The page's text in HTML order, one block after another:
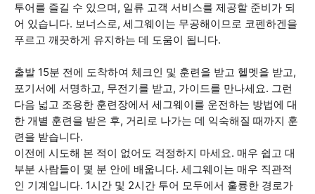
투어를 즐길 수 있으며, 일류 고객 서비스를 제공할 준비가 되
어 있습니다. 보너스로, 세그웨이는 무공해이므로 코펜하겐을
푸르고 깨끗하게 유지하는 데 도움이 됩니다.
출발 15분 전에 도착하여 체크인 및 훈련을 받고 헬멧을 받고,
포기서에 서명하고, 무전기를 받고, 가이드를 만나세요. 그런
다음 넓고 조용한 훈련장에서 세그웨이를 운전하는 방법에 대
한 개별 훈련을 받은 후, 거리로 나가는 데 익숙해질 때까지 훈
련을 받습니다.
이전에 시도해 본 적이 없어도 걱정하지 마세요. 매우 쉽고 대
부분 사람들이 몇 분 안에 배웁니다. 세그웨이는 매우 직관적
인 기계입니다. 1시간 및 2시간 투어 모두에서 훌륭한 경로가